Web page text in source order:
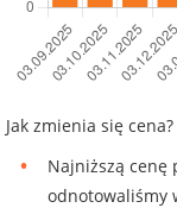
Jak zmienia się cena?
Najniższą cenę
odnotowaliśmy